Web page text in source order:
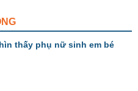
thấy phụ nữ sinh em bé